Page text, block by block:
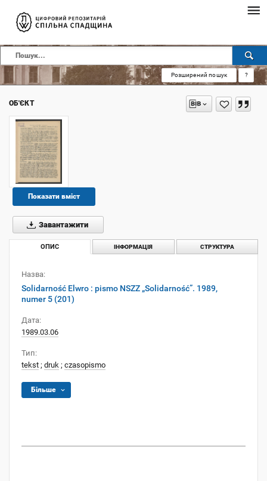
Розширений пошук ?
ОБ'ЄКТ
Показати вміст
Завантажити
ОПИС ІНФОРМАЦІЯ СТРУКТУРА
Назва:
Solidarność Elwro : pismo NSZZ „Solidarność”. 1989,
numer 5 (201)
Дата:
1989.03.06
Тип:
tekst ; druk ; czasopismo
Більше